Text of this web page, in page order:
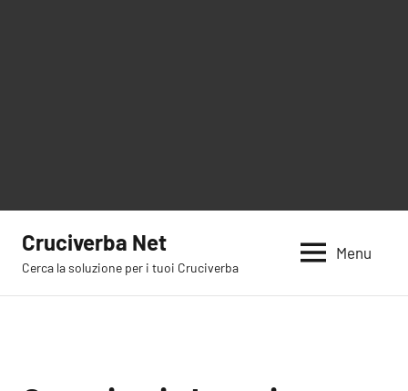
contenuto
Cruciverba Net
Cerca la soluzione per i tuoi Cruciverba
Menu